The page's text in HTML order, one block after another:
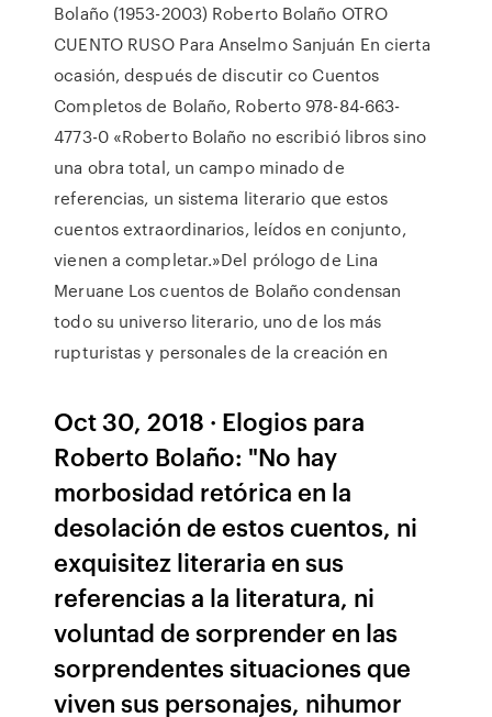
Bolaño (1953-2003) Roberto Bolaño OTRO
CUENTO RUSO Para Anselmo Sanjuán En cierta
ocasión, después de discutir co Cuentos
Completos de Bolaño, Roberto 978-84-663-
4773-0 «Roberto Bolaño no escribió libros sino
una obra total, un campo minado de
referencias, un sistema literario que estos
cuentos extraordinarios, leídos en conjunto,
vienen a completar.»Del prólogo de Lina
Meruane Los cuentos de Bolaño condensan
todo su universo literario, uno de los más
rupturistas y personales de la creación en
Oct 30, 2018 · Elogios para
Roberto Bolaño: "No hay
morbosidad retórica en la
desolación de estos cuentos, ni
exquisitez literaria en sus
referencias a la literatura, ni
voluntad de sorprender en las
sorprendentes situaciones que
viven sus personajes, nihumor